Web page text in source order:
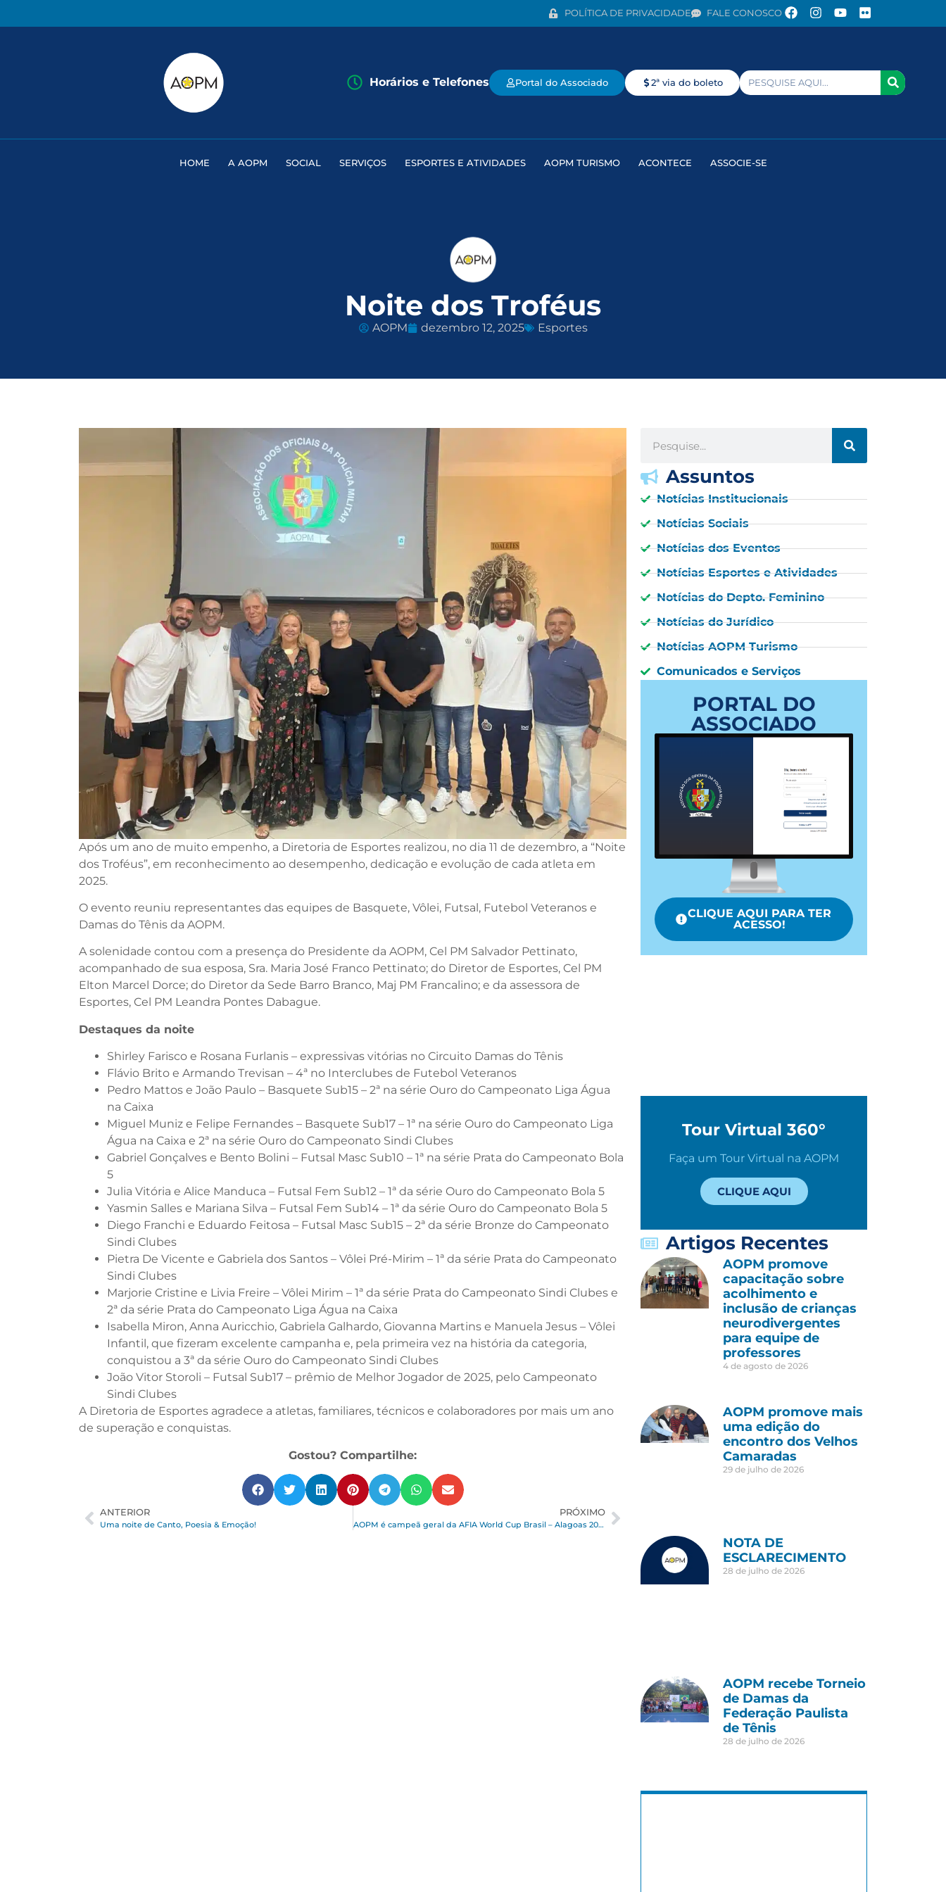
POLÍTICA DE PRIVACIDADE FALE CONOSCO
Horários e Telefones Portal do Associado 2ª via do boleto
HOME A AOPM SOCIAL SERVIÇOS ESPORTES E ATIVIDADES AOPM TURISMO ACONTECE ASSOCIE-SE
Noite dos Troféus
AOPM dezembro 12, 2025 Esportes
Após um ano de muito empenho, a Diretoria de Esportes realizou, no dia 11 de dezembro, a “Noite
dos Troféus”, em reconhecimento ao desempenho, dedicação e evolução de cada atleta em
2025.
O evento reuniu representantes das equipes de Basquete, Vôlei, Futsal, Futebol Veteranos e
Damas do Tênis da AOPM.
A solenidade contou com a presença do Presidente da AOPM, Cel PM Salvador Pettinato,
acompanhado de sua esposa, Sra. Maria José Franco Pettinato; do Diretor de Esportes, Cel PM
Elton Marcel Dorce; do Diretor da Sede Barro Branco, Maj PM Francalino; e da assessora de
Esportes, Cel PM Leandra Pontes Dabague.
Destaques da noite
Shirley Farisco e Rosana Furlanis – expressivas vitórias no Circuito Damas do Tênis
Flávio Brito e Armando Trevisan – 4ª no Interclubes de Futebol Veteranos
Pedro Mattos e João Paulo – Basquete Sub15 – 2ª na série Ouro do Campeonato Liga Água
na Caixa
Miguel Muniz e Felipe Fernandes – Basquete Sub17 – 1ª na série Ouro do Campeonato Liga
Água na Caixa e 2ª na série Ouro do Campeonato Sindi Clubes
Gabriel Gonçalves e Bento Bolini – Futsal Masc Sub10 – 1ª na série Prata do Campeonato Bola
5
Julia Vitória e Alice Manduca – Futsal Fem Sub12 – 1ª da série Ouro do Campeonato Bola 5
Yasmin Salles e Mariana Silva – Futsal Fem Sub14 – 1ª da série Ouro do Campeonato Bola 5
Diego Franchi e Eduardo Feitosa – Futsal Masc Sub15 – 2ª da série Bronze do Campeonato
Sindi Clubes
Pietra De Vicente e Gabriela dos Santos – Vôlei Pré-Mirim – 1ª da série Prata do Campeonato
Sindi Clubes
Marjorie Cristine e Livia Freire – Vôlei Mirim – 1ª da série Prata do Campeonato Sindi Clubes e
2ª da série Prata do Campeonato Liga Água na Caixa
Isabella Miron, Anna Auricchio, Gabriela Galhardo, Giovanna Martins e Manuela Jesus – Vôlei
Infantil, que fizeram excelente campanha e, pela primeira vez na história da categoria,
conquistou a 3ª da série Ouro do Campeonato Sindi Clubes
João Vitor Storoli – Futsal Sub17 – prêmio de Melhor Jogador de 2025, pelo Campeonato
Sindi Clubes
A Diretoria de Esportes agradece a atletas, familiares, técnicos e colaboradores por mais um ano
de superação e conquistas.
Gostou? Compartilhe:
ANTERIOR
Uma noite de Canto, Poesia & Emoção!
PRÓXIMO
AOPM é campeã geral da AFIA World Cup Brasil – Alagoas 2025
Assuntos
Notícias Institucionais
Notícias Sociais
Notícias dos Eventos
Notícias Esportes e Atividades
Notícias do Depto. Feminino
Notícias do Jurídico
Notícias AOPM Turismo
Comunicados e Serviços
PORTAL DO
ASSOCIADO
CLIQUE AQUI PARA TER
ACESSO!
Tour Virtual 360°
Faça um Tour Virtual na AOPM
CLIQUE AQUI
Artigos Recentes
AOPM promove
capacitação sobre
acolhimento e
inclusão de crianças
neurodivergentes
para equipe de
professores
4 de agosto de 2026
AOPM promove mais
uma edição do
encontro dos Velhos
Camaradas
29 de julho de 2026
NOTA DE
ESCLARECIMENTO
28 de julho de 2026
AOPM recebe Torneio
de Damas da
Federação Paulista
de Tênis
28 de julho de 2026